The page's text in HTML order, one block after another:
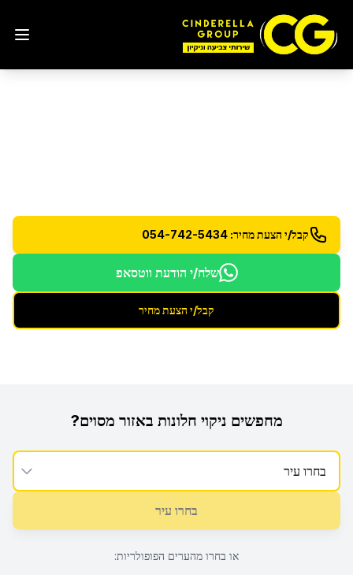
קבל/י הצעת מחיר: 054-742-5434
שלח/י הודעת ווטסאפ
קבל/י הצעת מחיר
מחפשים ניקוי חלונות באזור מסוים?
בחרו עיר
או בחרו מהערים הפופולריות: